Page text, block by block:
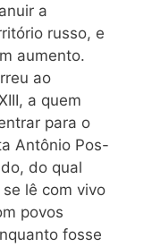
a
russo, e
aumento.
ao
a quem
para o
Antônio Pos-
do qual
lê com vivo
povos
fosse